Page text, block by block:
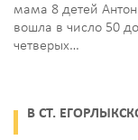
мама 8 детей
вошла в число 50
четверых…
В СТ.